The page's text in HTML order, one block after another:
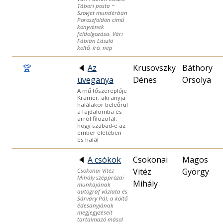
Tábori posta −
Szovjet mundérban
Poroszföldön című
könyvének
feldolgozása. Vári
Fábián László
költő, író, nép
🏆 🔈 Az
üveganya
A mű főszereplője
Kramer, aki anyja
halálakor beleőrül
a fájdalomba és
arról filozofál,
hogy szabad-e az
ember életében
és halál
Krusovszky
Dénes
Báthory
Orsolya
🔈 A csókok
Csokonai Vitéz
Mihály szépprózai
munkájának
autográf vázlata és
Sárváry Pál, a költő
édesanyjának
megjegyzéseit
tartalmazó másol
Csokonai
Vitéz
Mihály
Magos
György